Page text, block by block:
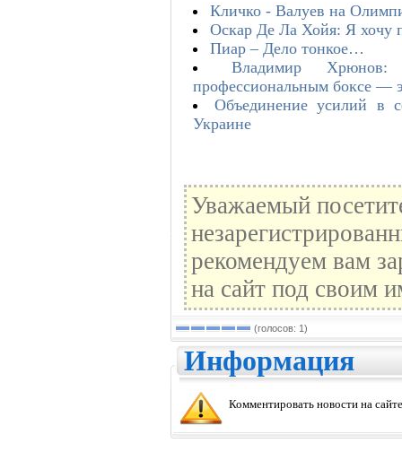
Кличко - Валуев на
Оскар Де Ла Хойя: Я хочу
Пиар – Дело тонкое…
Владимир
профессиональным боксе —
Объединение усилий в
Украине
Уважаемый
рекомендуем вам
на сайт под своим
(голосов: 1)
Информация
Комментировать новости на